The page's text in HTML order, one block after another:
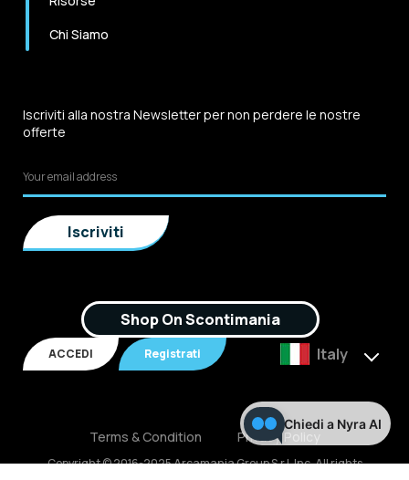
Chiedi a Nyra AI
Chi Siamo
Iscriviti alla nostra Newsletter per non perdere le nostre
offerte
Shop On Scontimania
ACCEDI Registrati Italy
Copyright © 2016-2025 Arcamania Group S.r.l, Inc. All rights
Terms & Condition Privacy Policy